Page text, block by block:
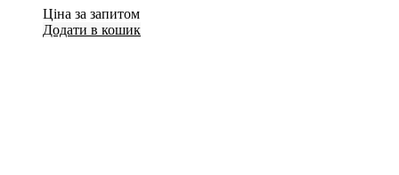
Ціна за запитом
Додати в кошик